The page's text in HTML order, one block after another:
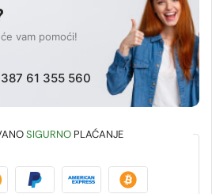
vam pomoći!
61 355 560
SIGURNOPLAĆANJE